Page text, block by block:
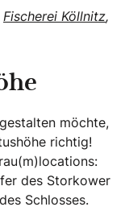
Fischerei Köllnitz,
möchte,
richtig!
des Storkower
Schlosses.